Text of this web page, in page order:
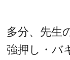
多分、先生
強押し・バ